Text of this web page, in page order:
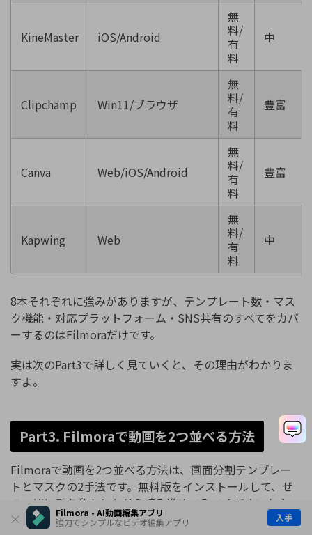
Filmora - AI動画編集アプリ
強力でシンプルなビデオ編集アプリ
入手
KineMaster iOS/Android
無
料/
有
料
中
Clipchamp Win11/ブラウザ
無
料/
有
料
豊富
Canva Web/iOS/Android
無
料/
有
料
豊富
Kapwing Web
無
料/
有
料
中
8本それぞれに強みがありますが、テンプレート数・マス
ク機能・対応プラットフォーム・SNS共有のすべてをカバ
ーするのはFilmoraだけです。
実は次のPart3で詳しく見ていくと、その理由がわかりま
すよ。
Part3. Filmoraで動画を2つ並べる方法
Filmoraで動画を2つ並べる方法は、画面分割テンプレー
トとマスクの2手法です。無料版をインストールして、ぜ
ひ一緒に手を動かしながら読み進めてみてくださいね！